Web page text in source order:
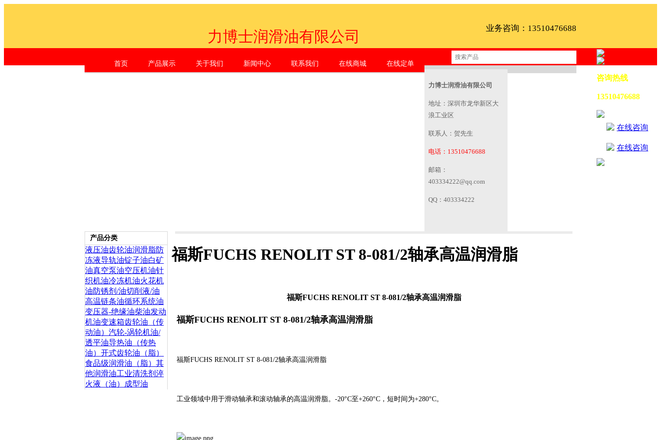
力博士润滑油有限公司
Shenzhen Li Dr. Industrial Co., Ltd.
业务咨询：13510476688
首页 产品展示 关于我们 新闻中心 联系我们 在线商城 在线定单
力博士润滑油有限公司
地址：深圳市龙华新区大
浪工业区
联系人：贺先生
电话：13510476688
邮箱：
403334222@qq.com
QQ：403334222
产品分类
液压油齿轮油润滑脂防
冻液导轨油锭子油白矿
油真空泵油空压机油针
织机油冷冻机油火花机
油防锈剂/油切削液/油
高温链条油循环系统油
变压器-绝缘油柴油发动
机油变速箱齿轮油（传
动油） 汽轮-涡轮机油/
透平油导热油（传热
油） 开式齿轮油（脂）
食品级润滑油（脂） 其
他润滑油工业清洗剂 淬
火液（油）
成型油
福斯FUCHS RENOLIT ST 8-081/2轴承高温润滑脂
福斯FUCHS RENOLIT ST 8-081/2轴承高温润滑脂
福斯FUCHS RENOLIT ST 8-081/2轴承高温润滑脂
福斯FUCHS RENOLIT ST 8-081/2轴承高温润滑脂
工业领域中用于滑动轴承和滚动轴承的高温润滑脂。-20°C至+260°C，短时间为+280°C。
咨询热线
13510476688
在线咨询
在线咨询